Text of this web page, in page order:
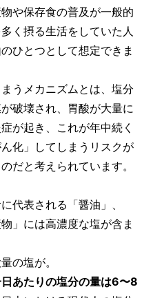
や保存食の普及が一般的
く摂る生活をしていた人
ひとつとして想定できま
うメカニズムとは、塩分
破壊され、胃酸が大量に
が起き、これが年中続く
化」してしまうリスクが
だと考えられています。
代表される「醤油」、
」には高濃度な塩が含ま
の塩が。
あたりの塩分の量は6〜8